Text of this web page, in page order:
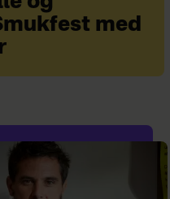
med